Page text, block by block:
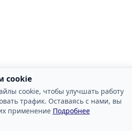
cookie
cookie, чтобы улучшать работу
трафик. Оставаясь с нами, вы
применение Подробнее